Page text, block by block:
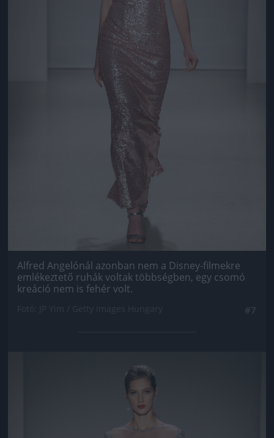
Alfred Angelónál azonban nem a Disney-filmekre
emlékeztető ruhák voltak többségben, egy csomó
kreáció nem is fehér volt.
Jön még kép!